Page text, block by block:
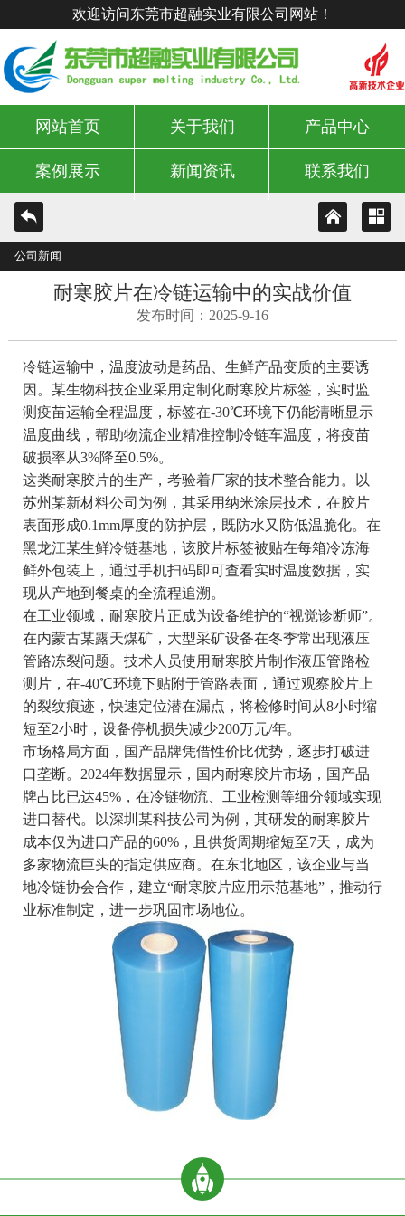
欢迎访问东莞市超融实业有限公司网站！
网站首页 关于我们 产品中心
案例展示 新闻资讯 联系我们
公司新闻
耐寒胶片在冷链运输中的实战价值
发布时间：2025-9-16
冷链运输中，温度波动是药品、生鲜产品变质的主要诱
因。某生物科技企业采用定制化耐寒胶片标签，实时监
测疫苗运输全程温度，标签在-30℃环境下仍能清晰显示
温度曲线，帮助物流企业精准控制冷链车温度，将疫苗
破损率从3%降至0.5%。
这类耐寒胶片的生产，考验着厂家的技术整合能力。以
苏州某新材料公司为例，其采用纳米涂层技术，在胶片
表面形成0.1mm厚度的防护层，既防水又防低温脆化。在
黑龙江某生鲜冷链基地，该胶片标签被贴在每箱冷冻海
鲜外包装上，通过手机扫码即可查看实时温度数据，实
现从产地到餐桌的全流程追溯。
在工业领域，耐寒胶片正成为设备维护的“视觉诊断师”。
在内蒙古某露天煤矿，大型采矿设备在冬季常出现液压
管路冻裂问题。技术人员使用耐寒胶片制作液压管路检
测片，在-40℃环境下贴附于管路表面，通过观察胶片上
的裂纹痕迹，快速定位潜在漏点，将检修时间从8小时缩
短至2小时，设备停机损失减少200万元/年。
市场格局方面，国产品牌凭借性价比优势，逐步打破进
口垄断。2024年数据显示，国内耐寒胶片市场，国产品
牌占比已达45%，在冷链物流、工业检测等细分领域实现
进口替代。以深圳某科技公司为例，其研发的耐寒胶片
成本仅为进口产品的60%，且供货周期缩短至7天，成为
多家物流巨头的指定供应商。在东北地区，该企业与当
地冷链协会合作，建立“耐寒胶片应用示范基地”，推动行
业标准制定，进一步巩固市场地位。